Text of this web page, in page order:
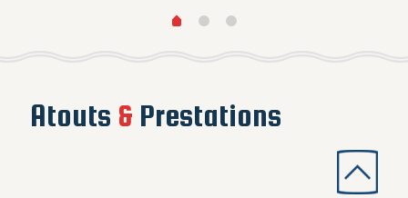
Atouts & Prestations